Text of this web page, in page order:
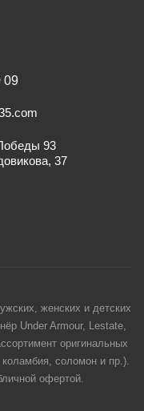
09
93
37
женских и детских
Under Armour, Lestate,
оригинальных
соломон и пр.).
офертой.